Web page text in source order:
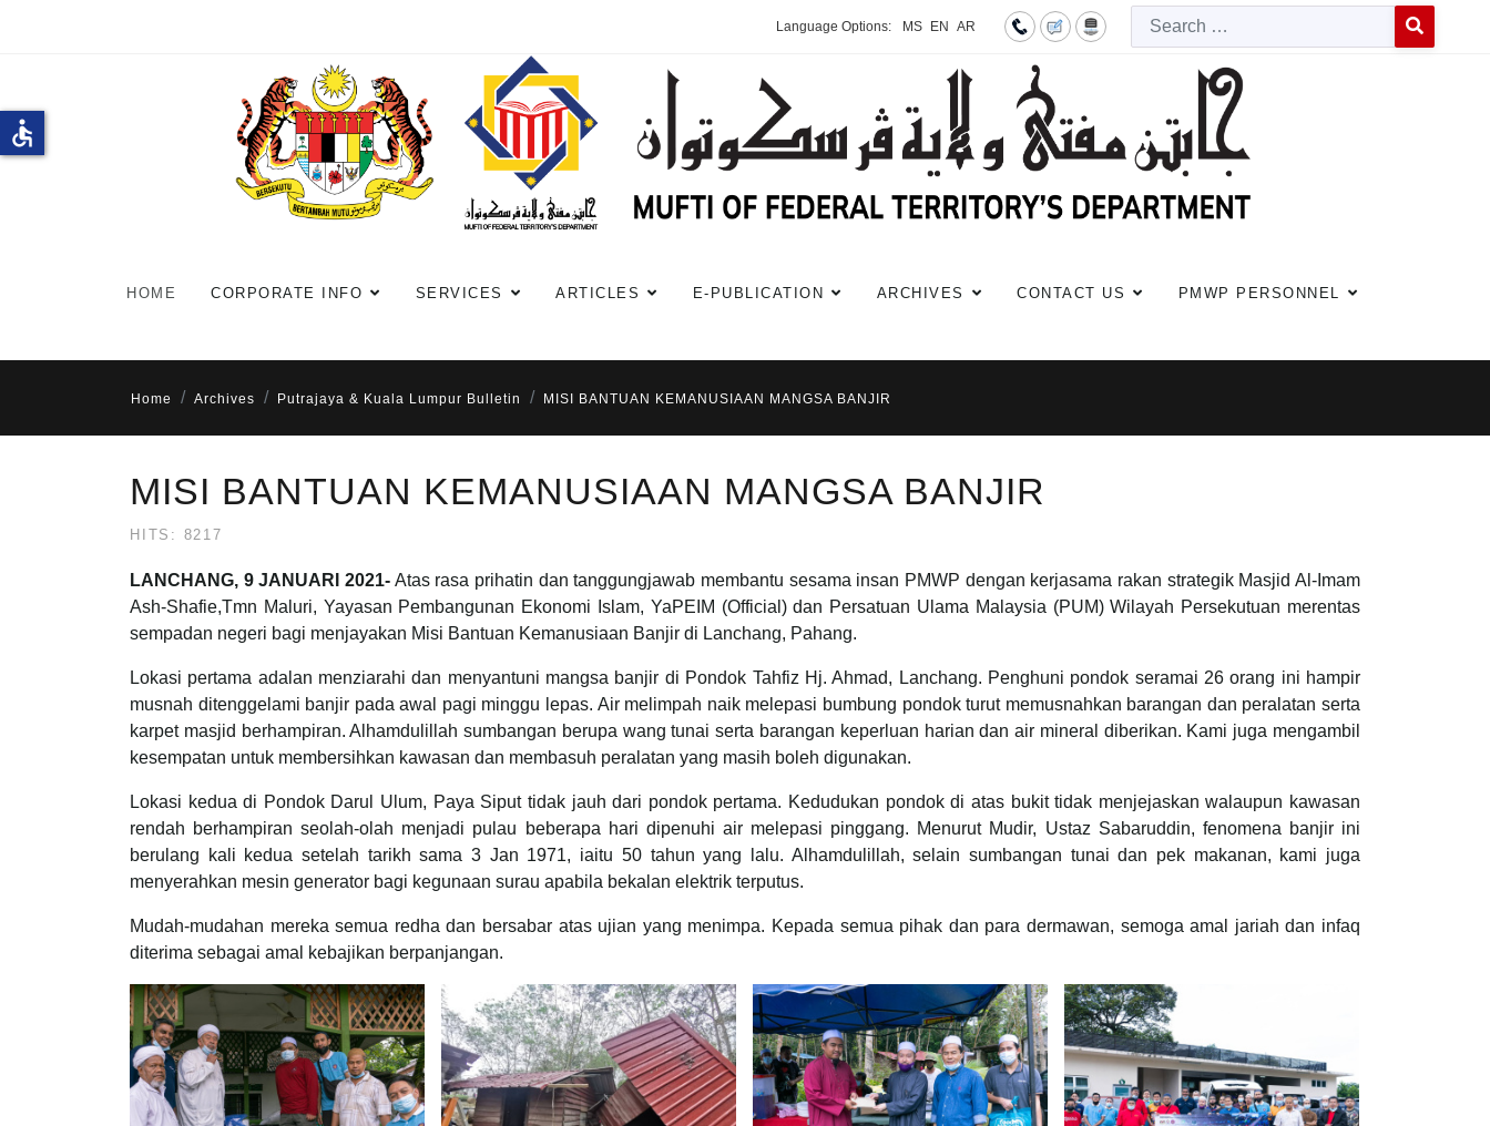
Language Options: MS EN AR
HOME CORPORATE INFO SERVICES ARTICLES E-PUBLICATION ARCHIVES CONTACT US PMWP PERSONNEL
Home Archives Putrajaya & Kuala Lumpur Bulletin MISI BANTUAN KEMANUSIAAN MANGSA BANJIR
MISI BANTUAN KEMANUSIAAN MANGSA BANJIR
HITS: 8217
LANCHANG, 9 JANUARI 2021- Atas rasa prihatin dan tanggungjawab membantu sesama insan PMWP dengan kerjasama rakan strategik Masjid Al-Imam
Ash-Shafie,Tmn Maluri, Yayasan Pembangunan Ekonomi Islam, YaPEIM (Official) dan Persatuan Ulama Malaysia (PUM) Wilayah Persekutuan merentas
sempadan negeri bagi menjayakan Misi Bantuan Kemanusiaan Banjir di Lanchang, Pahang.
Lokasi pertama adalan menziarahi dan menyantuni mangsa banjir di Pondok Tahfiz Hj. Ahmad, Lanchang. Penghuni pondok seramai 26 orang ini hampir
musnah ditenggelami banjir pada awal pagi minggu lepas. Air melimpah naik melepasi bumbung pondok turut memusnahkan barangan dan peralatan serta
karpet masjid berhampiran. Alhamdulillah sumbangan berupa wang tunai serta barangan keperluan harian dan air mineral diberikan. Kami juga mengambil
kesempatan untuk membersihkan kawasan dan membasuh peralatan yang masih boleh digunakan.
Lokasi kedua di Pondok Darul Ulum, Paya Siput tidak jauh dari pondok pertama. Kedudukan pondok di atas bukit tidak menjejaskan walaupun kawasan
rendah berhampiran seolah-olah menjadi pulau beberapa hari dipenuhi air melepasi pinggang. Menurut Mudir, Ustaz Sabaruddin, fenomena banjir ini
berulang kali kedua setelah tarikh sama 3 Jan 1971, iaitu 50 tahun yang lalu. Alhamdulillah, selain sumbangan tunai dan pek makanan, kami juga
menyerahkan mesin generator bagi kegunaan surau apabila bekalan elektrik terputus.
Mudah-mudahan mereka semua redha dan bersabar atas ujian yang menimpa. Kepada semua pihak dan para dermawan, semoga amal jariah dan infaq
diterima sebagai amal kebajikan berpanjangan.
accessible